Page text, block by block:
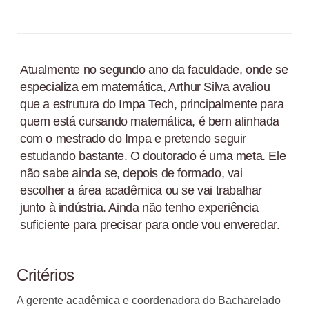
Atualmente no segundo ano da faculdade, onde se
especializa em matemática, Arthur Silva avaliou
que a estrutura do Impa Tech, principalmente para
quem está cursando matemática, é bem alinhada
com o mestrado do Impa e pretendo seguir
estudando bastante. O doutorado é uma meta. Ele
não sabe ainda se, depois de formado, vai
escolher a área acadêmica ou se vai trabalhar
junto à indústria. Ainda não tenho experiência
suficiente para precisar para onde vou enveredar.
Critérios
A gerente acadêmica e coordenadora do Bacharelado